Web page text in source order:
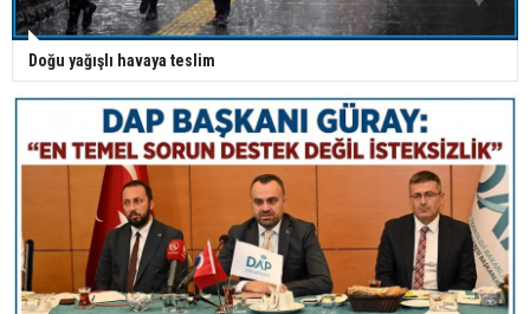
Doğu yağışlı havaya teslim